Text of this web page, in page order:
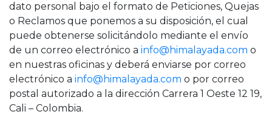
dato personal bajo el formato de Peticiones, Quejas
o Reclamos que ponemos a su disposición, el cual
puede obtenerse solicitándolo mediante el envío
de un correo electrónico a info@himalayada.com o
en nuestras oficinas y deberá enviarse por correo
electrónico a info@himalayada.com o por correo
postal autorizado a la dirección Carrera 1 Oeste 12 19,
Cali – Colombia.